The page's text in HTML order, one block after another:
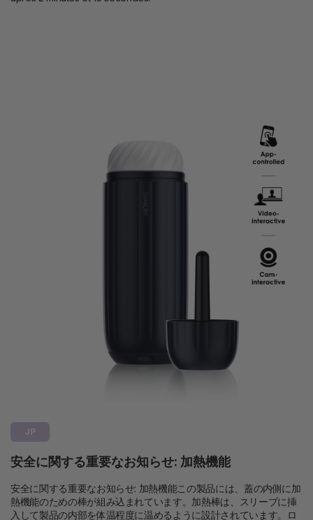
JP
安全に関する重要なお知らせ: 加熱機能
安全に関する重要なお知らせ: 加熱機能この製品には、蓋の内側に加
熱機能のための棒が組み込まれています。加熱棒は、スリーブに挿
入して製品の内部を体温程度に温めるように設計されています。ロ